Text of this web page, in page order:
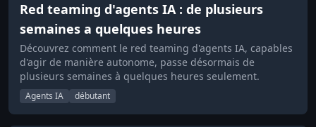
Red teaming d'agents IA : de plusieurs
semaines a quelques heures
Découvrez comment le red teaming d'agents IA, capables
d'agir de manière autonome, passe désormais de
plusieurs semaines à quelques heures seulement.
Agents IA débutant